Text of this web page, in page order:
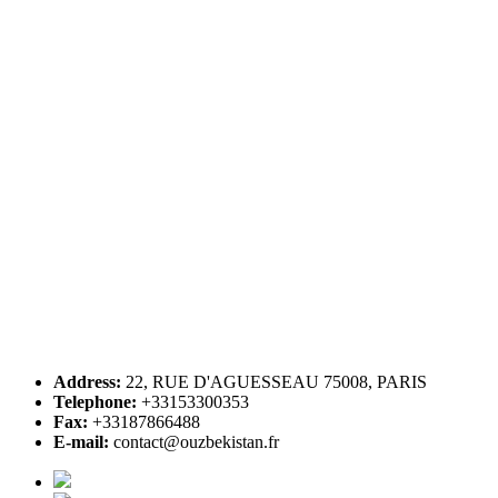
Address: 22, RUE D'AGUESSEAU 75008, PARIS
Telephone: +33153300353
Fax: +33187866488
E-mail: contact@ouzbekistan.fr